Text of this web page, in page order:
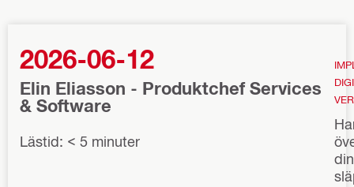
2026-06-12
Elin Eliasson - Produktchef Services
& Software
Lästid: < 5 minuter